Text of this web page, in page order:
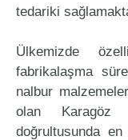
tedariki
Ülkemizde
fabrikalaşma
nalbur
olan Karagöz
doğrultusunda